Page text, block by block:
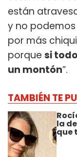
están
y no
por más
porque si
un montón”.
TAMBIÉN TE
la
que